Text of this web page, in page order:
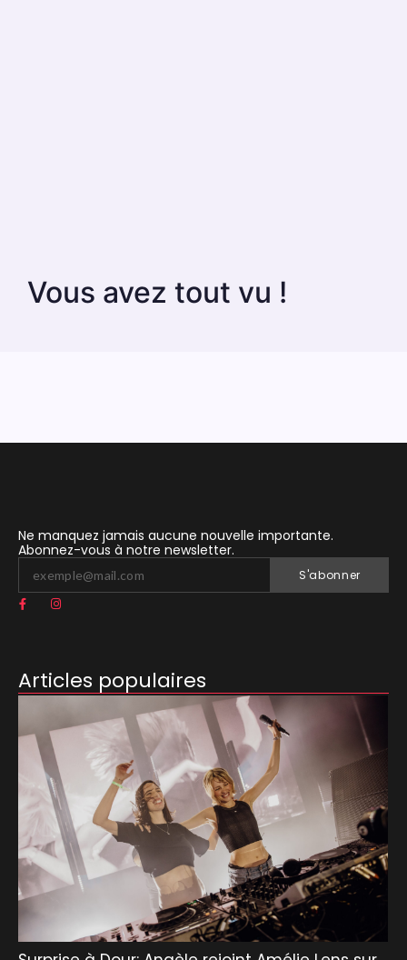
Vous avez tout vu !
Ne manquez jamais aucune nouvelle importante.
Abonnez-vous à notre newsletter.
S'abonner
Articles populaires